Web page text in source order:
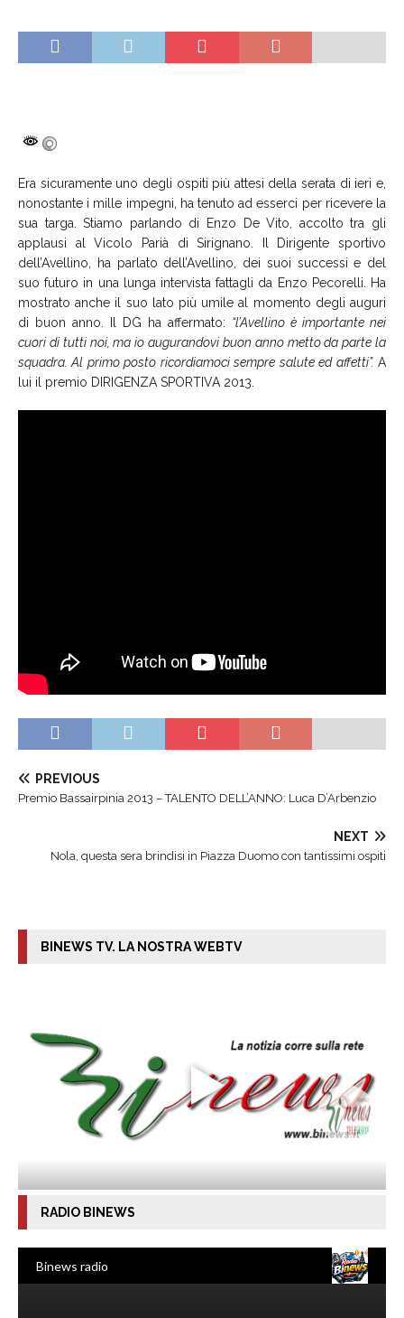
Era sicuramente uno degli ospiti più attesi della serata di ieri e,
nonostante i mille impegni, ha tenuto ad esserci per ricevere la
sua targa. Stiamo parlando di Enzo De Vito, accolto tra gli
applausi al Vicolo Parià di Sirignano. Il Dirigente sportivo
dell’Avellino, ha parlato dell’Avellino, dei suoi successi e del
suo futuro in una lunga intervista fattagli da Enzo Pecorelli. Ha
mostrato anche il suo lato più umile al momento degli auguri
di buon anno. Il DG ha affermato: “l’Avellino è importante nei
cuori di tutti noi, ma io augurandovi buon anno metto da parte la
squadra. Al primo posto ricordiamoci sempre salute ed affetti”. A
lui il premio DIRIGENZA SPORTIVA 2013.
PREVIOUS
Premio Bassairpinia 2013 – TALENTO DELL’ANNO: Luca D’Arbenzio
NEXT
Nola, questa sera brindisi in Piazza Duomo con tantissimi ospiti
BINEWS TV. LA NOSTRA WEBTV
RADIO BINEWS